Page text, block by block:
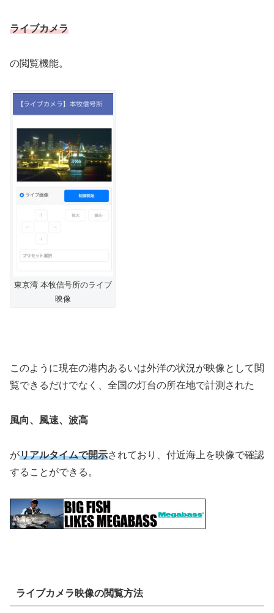
ライブカメラ
の閲覧機能。
東京湾 本牧信号所のライブ
映像
このように現在の港内あるいは外洋の状況が映像として閲
覧できるだけでなく、全国の灯台の所在地で計測された
風向、風速、波高
がリアルタイムで開示されており、付近海上を映像で確認
することができる。
ライブカメラ映像の閲覧方法